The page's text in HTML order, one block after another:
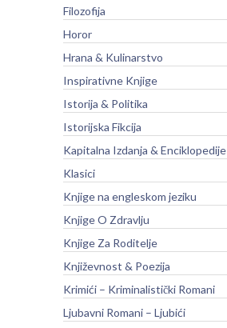
Filozofija
Horor
Hrana & Kulinarstvo
Inspirativne Knjige
Istorija & Politika
Istorijska Fikcija
Kapitalna Izdanja & Enciklopedije
Klasici
Knjige na engleskom jeziku
Knjige O Zdravlju
Knjige Za Roditelje
Književnost & Poezija
Krimići – Kriminalistički Romani
Ljubavni Romani – Ljubići